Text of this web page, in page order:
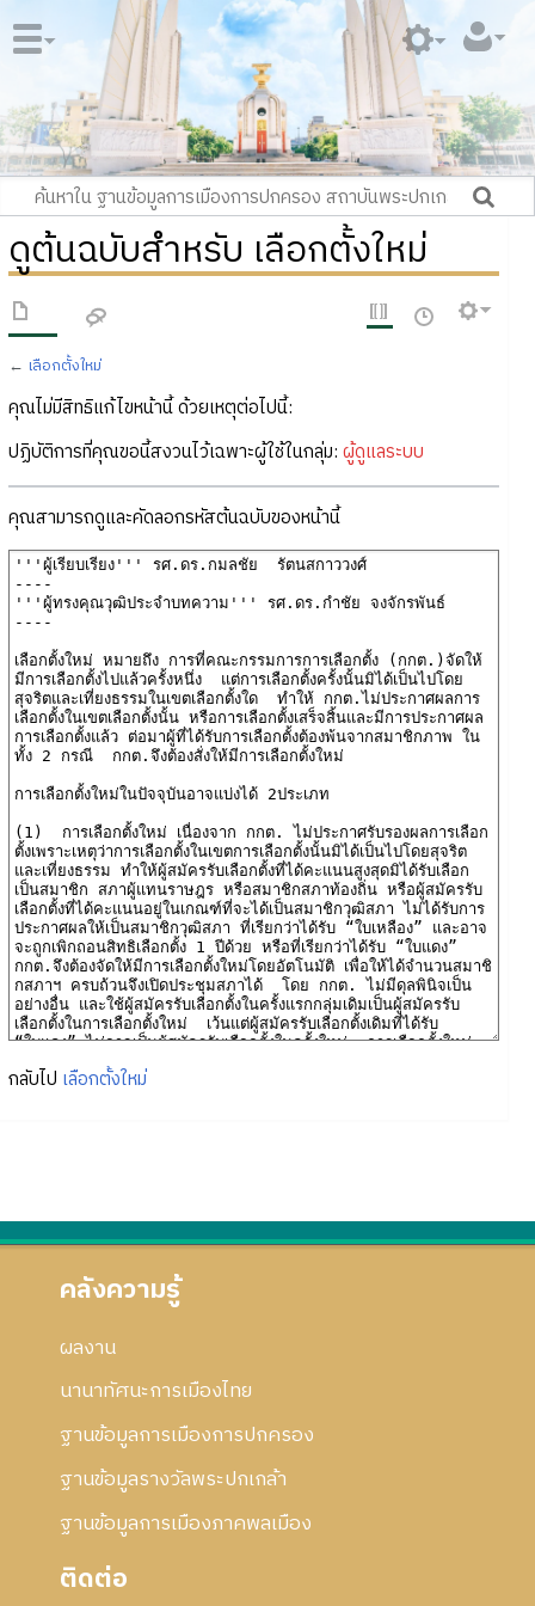
ดูต้นฉบับสำหรับ เลือกตั้งใหม่
← เลือกตั้งใหม่
คุณไม่มีสิทธิแก้ไขหน้านี้ ด้วยเหตุต่อไปนี้:
ปฏิบัติการที่คุณขอนี้สงวนไว้เฉพาะผู้ใช้ในกลุ่ม: ผู้ดูแลระบบ
คุณสามารถดูและคัดลอกรหัสต้นฉบับของหน้านี้
กลับไป เลือกตั้งใหม่
คลังความรู้
ผลงาน
นานาทัศนะการเมืองไทย
ฐานข้อมูลการเมืองการปกครอง
ฐานข้อมูลรางวัลพระปกเกล้า
ฐานข้อมูลการเมืองภาคพลเมือง
ติดต่อ